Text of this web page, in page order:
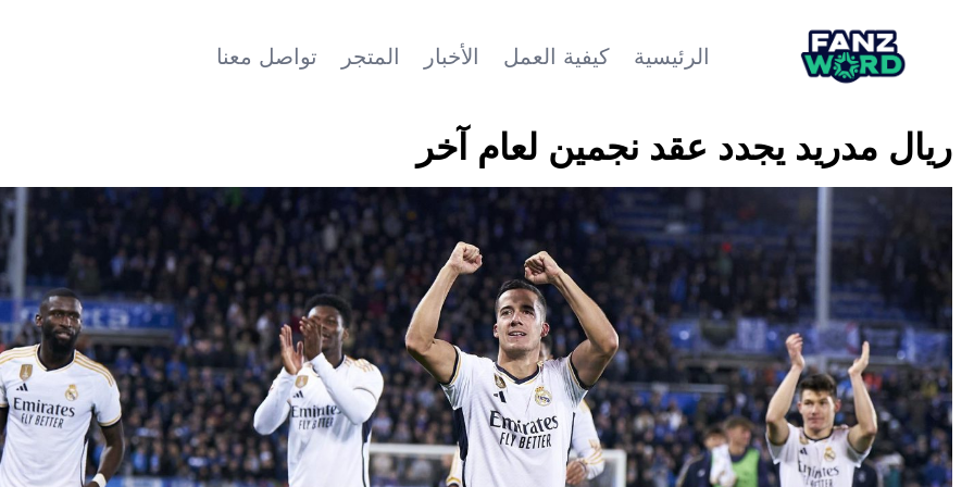
الرئيسية كيفية العمل الأخبار المتجر تواصل معنا
ريال مدريد يجدد عقد نجمين لعام آخر